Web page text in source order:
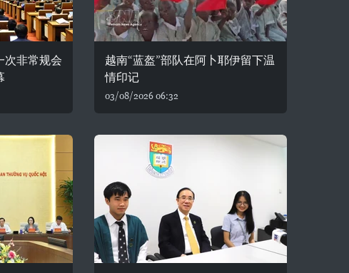
次非常规会
越南“蓝盔”部队在阿卜耶伊留下温
情印记
03/08/2026 06:32